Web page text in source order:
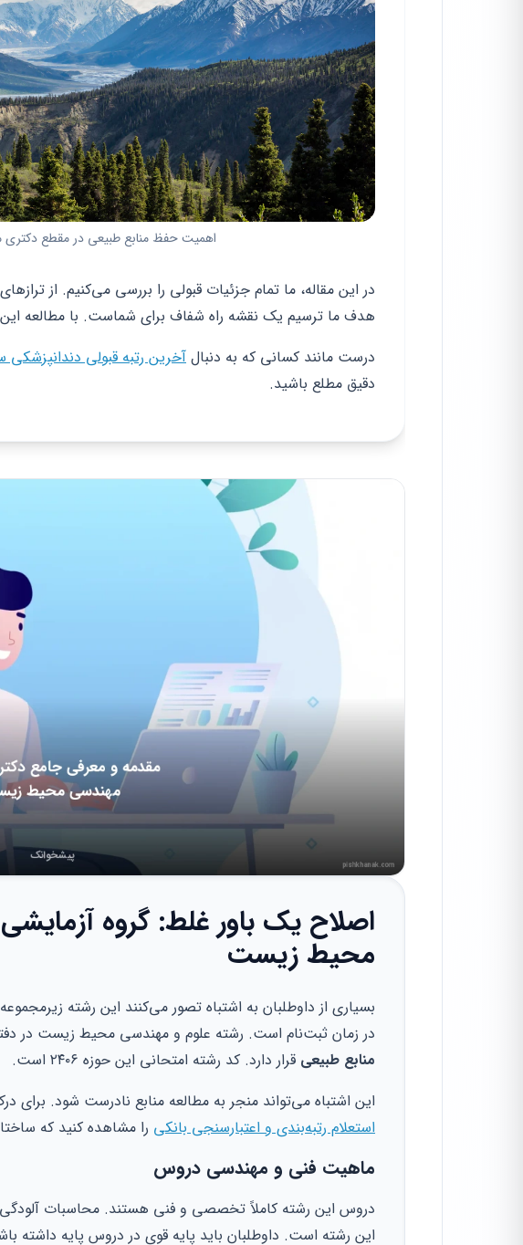
اهمیت حفظ منابع طبیعی در مقطع
در این مقاله، ما تمام جزئیات قبولی را بررسی می‌کنیم. از
هدف ما ترسیم یک نقشه راه شفاف برای شماست. با مطالعه
درست مانند کسانی که به دنبال آخرین رتبه قبولی دندانپزشکی سراسری
دقیق مطلع باشید.
اصلاح یک باور غلط: گروه
محیط زیست
بسیاری از داوطلبان به اشتباه تصور می‌کنند این رشته
در زمان ثبت‌نام است. رشته علوم و مهندسی محیط زیست در
منابع طبیعی قرار دارد. کد رشته امتحانی این حوزه ۲۴۰۶ است.
این اشتباه می‌تواند منجر به مطالعه منابع نادرست شود. برای
استعلام رتبه‌بندی و اعتبارسنجی بانکی را مشاهده کنید که
ماهیت فنی و مهندسی دروس
دروس این رشته کاملاً تخصصی و فنی هستند. محاسبات
این رشته است. داوطلبان باید پایه قوی در دروس پایه داشته